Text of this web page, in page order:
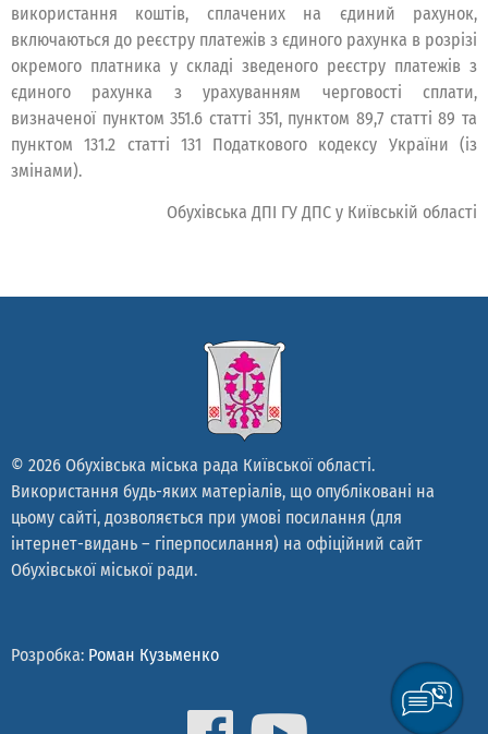
використання коштів, сплачених на єдиний рахунок,
включаються до реєстру платежів з єдиного рахунка в розрізі
окремого платника у складі зведеного реєстру платежів з
єдиного рахунка з урахуванням черговості сплати,
визначеної пунктом 351.6 статті 351, пунктом 89,7 статті 89 та
пунктом 131.2 статті 131 Податкового кодексу України (із
змінами).
Обухівська ДПІ ГУ ДПС у Київській області
© 2026 Обухівська міська рада Київської області.
Використання будь-яких матеріалів, що опубліковані на
цьому сайті, дозволяється при умові посилання (для
інтернет-видань – гіперпосилання) на офіційний сайт
Обухівської міської ради.
Розробка: Роман Кузьменко